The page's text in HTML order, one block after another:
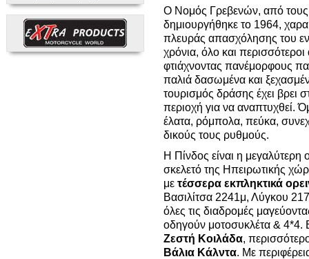
Ο Νομός Γρεβενών, από
δημιουργήθηκε το 1964,
πλευράς απασχόλησης του
χρόνια, όλο και
φτιάχνοντας πανέμορφους
παλιά δασωμένα και
τουρισμός δράσης έχει βρει
περιοχή για να αναπτυχθεί.
έλατα, ρόμπολα, πεύκα,
δικούς τους ρυθμούς.
Η Πίνδος είναι η μεγαλύτερη
σκελετό της Ηπειρωτικής
με τέσσερα εκπληκτικά
Βασιλίτσα 2241μ, Λύγκου
όλες τις διαδρομές
οδηγούν μοτοσυκλέτα & 4*4.
Ζεστή Κοιλάδα,
Βάλια Κάλντα. Με